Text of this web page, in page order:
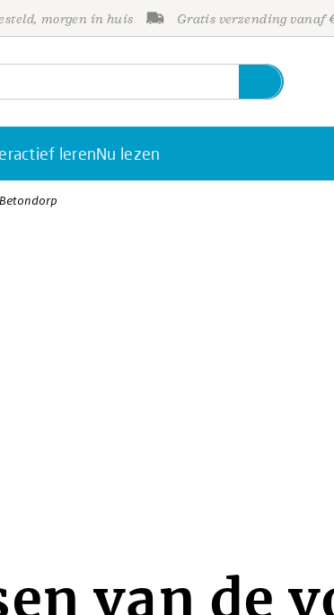
morgen in huis Gratis verzending vanaf
lerenNu lezen
van de